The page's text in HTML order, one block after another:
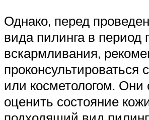
Однако, перед
вида пилинга в период
вскармливания,
проконсультироваться
или косметологом. Они
оценить состояние